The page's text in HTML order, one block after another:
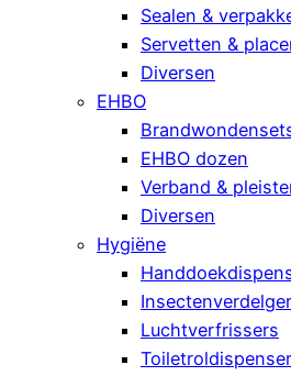
Sealen &
Servetten &
Diversen
EHBO
EHBO dozen
Verband &
Diversen
Hygiëne
Luchtverfrissers